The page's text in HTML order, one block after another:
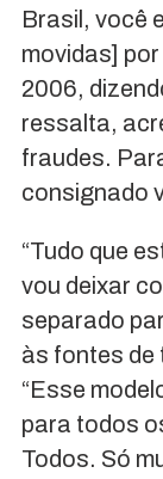
Brasil, você
movidas]
2006,
ressalta,
fraudes.
consignado
“Tudo que
vou deixar
separado
às fontes de
“Esse
para todos
Todos. Só